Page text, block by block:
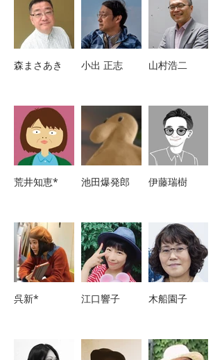
森まさあき 小出 正志 山村浩二
荒井知恵* 池田爆発郎 伊藤瑞樹
呉新* 江口響子 木船園子